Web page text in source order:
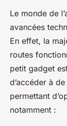
Le monde de
avancées
En effet, la
routes
petit gadget
d’accéder à
permettant
notamment :